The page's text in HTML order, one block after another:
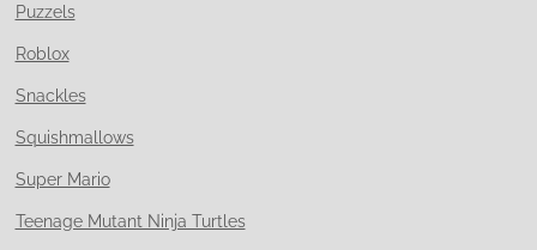
Puzzels
Roblox
Snackles
Squishmallows
Super Mario
Teenage Mutant Ninja Turtles